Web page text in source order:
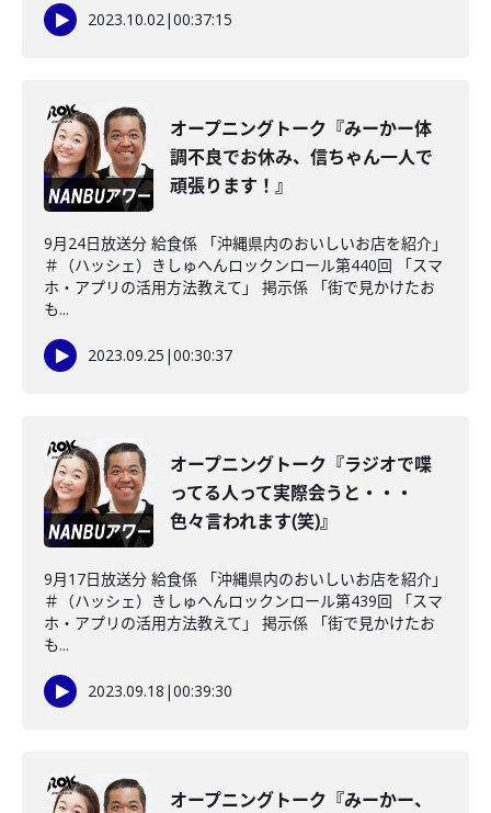
2023.10.02|00:37:15
オープニングトーク『みーかー体
調不良でお休み、信ちゃん一人で
頑張ります！』
9月24日放送分 給食係 「沖縄県内のおいしいお店を紹介」
＃（ハッシェ）きしゅへんロックンロール第440回 「スマ
ホ・アプリの活用方法教えて」 掲示係 「街で見かけたお
も...
2023.09.25 |00:30:37
オープニングトーク『ラジオで喋
ってる人って実際会うと・・・
色々言われます(笑)』
9月17日放送分 給食係 「沖縄県内のおいしいお店を紹介」
＃（ハッシェ）きしゅへんロックンロール第439回 「スマ
ホ・アプリの活用方法教えて」 掲示係 「街で見かけたお
も...
2023.09.18 |00:39:30
オープニングトーク『みーかー、